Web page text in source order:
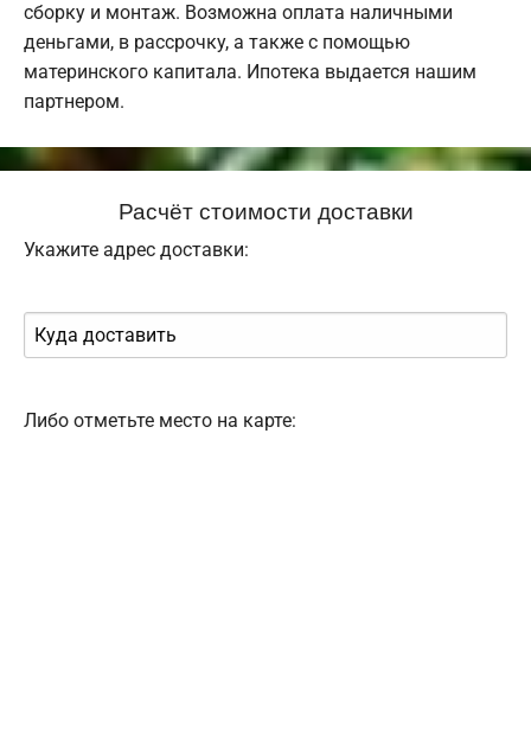
сборку и монтаж. Возможна оплата наличными
деньгами, в рассрочку, а также с помощью
материнского капитала. Ипотека выдается нашим
партнером.
Расчёт стоимости доставки
Укажите адрес доставки:
Либо отметьте место на карте: